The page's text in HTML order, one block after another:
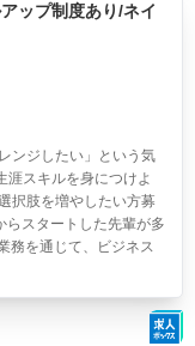
ップ制度あり/ネイ
ンジしたい」という気
涯スキルを身につけよ
択肢を増やしたい方募
らスタートした先輩が多
務を通じて、ビジネス